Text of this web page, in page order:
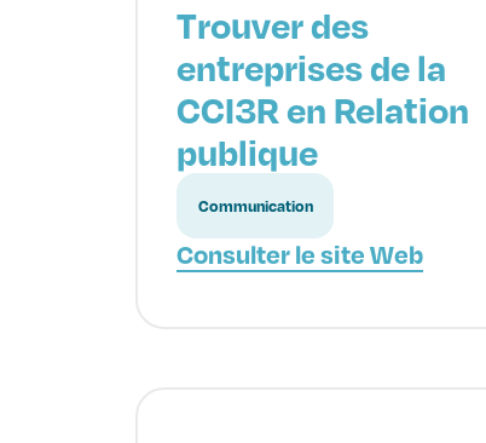
Trouver des
entreprises de la
CCI3R en Relation
publique
Communication
Consulter le site Web